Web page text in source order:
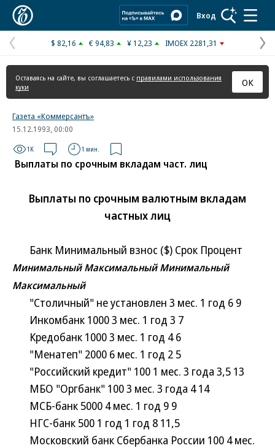
Вход
Предыдущая
страница
$ 82,16 € 94,83 ¥ 12,23 IMOEX 2281,31
Оставаясь на сайте, вы соглашаетесь с правилами использования
куки
ОК
Газета «Коммерсантъ»
15.12.1993, 00:00
1K 1 мин.
Выплаты по срочным вкладам част. лиц
Выплаты по срочным валютным вкладам
частных лиц
Банк Минимальный взнос ($) Срок Процент
Минимальный Максимальный Минимальный
Максимальный
"Столичный" не установлен 3 мес. 1 год 6 9
Инкомбанк 1000 3 мес. 1 год 3 7
Кредобанк 1000 3 мес. 1 год 4 6
"Менатеп" 2000 6 мес. 1 год 2 5
"Российский кредит" 100 1 мес. 3 года 3,5 13
МБО "Оргбанк" 100 3 мес. 3 года 4 14
МСБ-банк 5000 4 мес. 1 год 9 9
НГС-банк 500 1 год 1 год 8 11,5
Московский банк Сбербанка России 100 4 мес.